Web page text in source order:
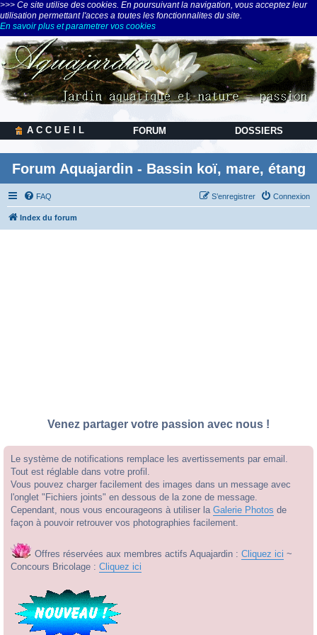
>>> Ce site utilise des cookies. En poursuivant la navigation, vous acceptez leur
utilisation permettant l'acces a toutes les fonctionnalites du site.
En savoir plus et parametrer vos cookies
A C C U E I L FORUM DOSSIERS
Forum Aquajardin - Bassin koï, mare, étang
FAQ Connexion
S’enregistrer
Index du forum
Venez partager votre passion avec nous !
Le système de notifications remplace les avertissements par email.
Tout est réglable dans votre profil.
Vous pouvez charger facilement des images dans un message avec
l'onglet "Fichiers joints" en dessous de la zone de message.
Cependant, nous vous encourageons à utiliser la Galerie Photos de
façon à pouvoir retrouver vos photographies facilement.
Offres réservées aux membres actifs Aquajardin : Cliquez ici ~
Concours Bricolage : Cliquez ici